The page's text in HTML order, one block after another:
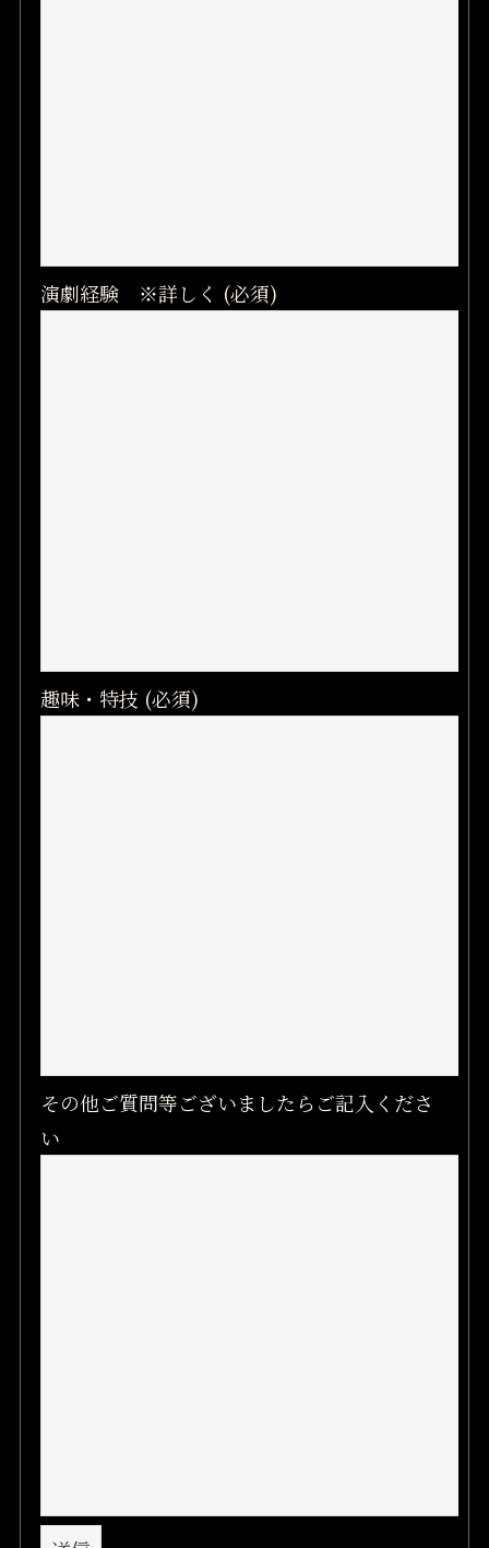
演劇経験 ※詳しく (必須)
趣味・特技 (必須)
その他ご質問等ございましたらご記入くださ
い